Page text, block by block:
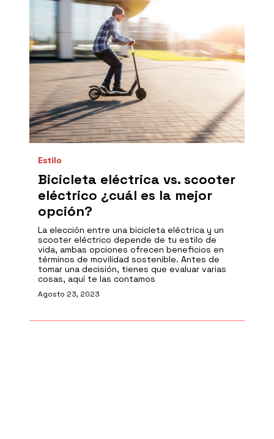
Estilo
Bicicleta eléctrica vs. scooter
eléctrico ¿cuál es la mejor
opción?
La elección entre una bicicleta eléctrica y un
scooter eléctrico depende de tu estilo de
vida, ambas opciones ofrecen beneficios en
términos de movilidad sostenible. Antes de
tomar una decisión, tienes que evaluar varias
cosas, aquí te las contamos
Agosto 23, 2023